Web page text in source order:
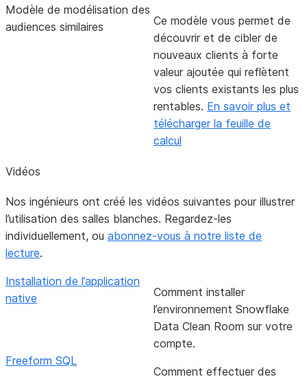
Modèle de modélisation des
audiences similaires
Ce modèle vous permet de
découvrir et de cibler de
nouveaux clients à forte
valeur ajoutée qui reflètent
vos clients existants les plus
rentables. En savoir plus et
télécharger la feuille de
calcul
Vidéos
Nos ingénieurs ont créé les vidéos suivantes pour illustrer
l’utilisation des salles blanches. Regardez-les
individuellement, ou abonnez-vous à notre liste de
lecture.
Installation de l’application
native
Comment installer
l’environnement Snowflake
Data Clean Room sur votre
compte.
Freeform SQL
Comment effectuer des